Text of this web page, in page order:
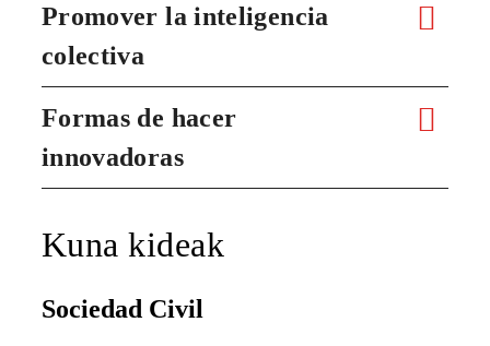
Promover la inteligencia
colectiva
Formas de hacer
innovadoras
Kuna kideak
Sociedad Civil